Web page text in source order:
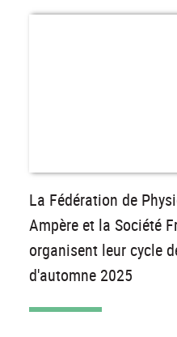
La Fédération de
Ampère et la Société
organisent leur cycle
d'automne 2025